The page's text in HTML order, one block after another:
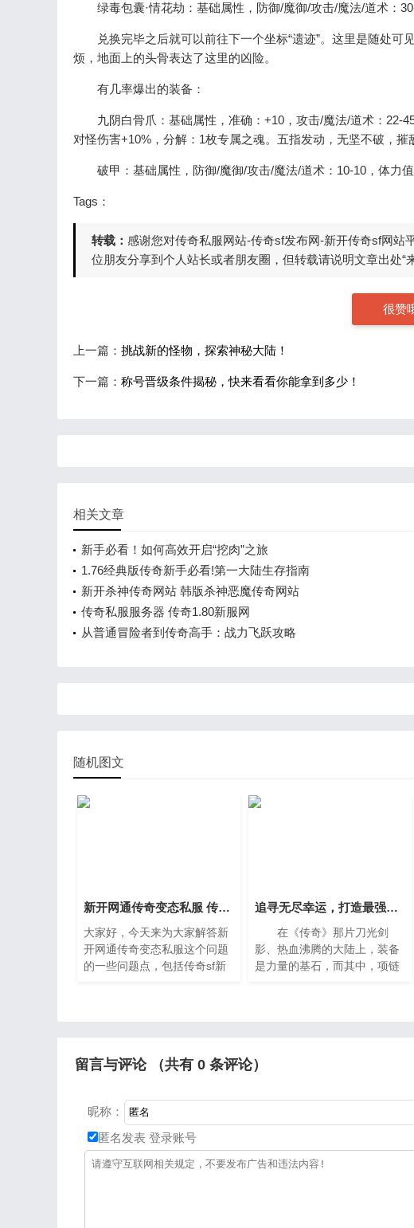
绿毒包囊·情花劫：基础属性，防御/魔御/攻击/魔法/道术：
兑换完毕之后就可以前往下一个坐标“遗迹”。这里是随处可
烦，地面上的头骨表达了这里的凶险。
有几率爆出的装备：
九阴白骨爪：基础属性，准确：+10，攻击/魔法/道术：22-
对怪伤害+10%，分解：1枚专属之魂。五指发动，无坚不破，摧
破甲：基础属性，防御/魔御/攻击/魔法/道术：10-10，体力值
Tags：
转载： 感谢您对传奇私服网站-传奇sf发布网-新开传奇sf网站
位朋友分享到个人站长或者朋友圈，但转载请说明文章出处“
很赞
上一篇： 挑战新的怪物，探索神秘大陆！
下一篇： 称号晋级条件揭秘，快来看看你能拿到多少！
相关文章
新手必看！如何高效开启“挖肉”之旅
1.76经典版传奇新手必看!第一大陆生存指南
新开杀神传奇网站 韩版杀神恶魔传奇网站
传奇私服服务器 传奇1.80新服网
从普通冒险者到传奇高手：战力飞跃攻略
随机图文
新开网通传奇变态私服 传奇sf新开网站
大家好，今天来为大家解答新
开网通传奇变态私服这个问题
的一些问题点，包括传奇sf新
追寻无尽幸运，打造最强项链
在《传奇》那片刀光剑
影、热血沸腾的大陆上，装备
是力量的基石，而其中，项链
留言与评论 （共有 0 条评论）
昵称：
匿名发表 登录账号